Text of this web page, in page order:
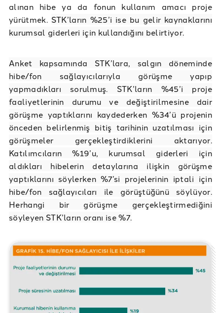
alınan hibe ya da fonun kullanım amacı proje
yürütmek. STK’ların %25’i ise bu gelir kaynaklarını
kurumsal giderleri için kullandığını belirtiyor.
Anket kapsamında STK’lara, salgın döneminde
hibe/fon sağlayıcılarıyla görüşme yapıp
yapmadıkları sorulmuş. STK’ların %45’i proje
faaliyetlerinin durumu ve değiştirilmesine dair
görüşme yaptıklarını kaydederken %34’ü projenin
önceden belirlenmiş bitiş tarihinin uzatılması için
görüşmeler gerçekleştirdiklerini aktarıyor.
Katılımcıların %19’u, kurumsal giderleri için
aldıkları hibelerin detaylarına ilişkin görüşme
yaptıklarını söylerken %7’si projelerinin iptali için
hibe/fon sağlayıcıları ile görüştüğünü söylüyor.
Herhangi bir görüşme gerçekleştirmediğini
söyleyen STK’ların oranı ise %7.